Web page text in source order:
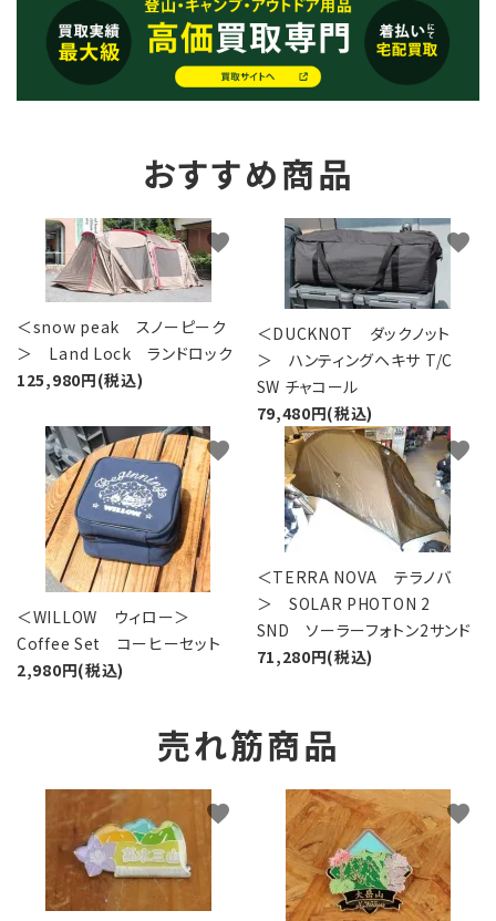
おすすめ商品
＜snow peak スノーピーク
＞ Land Lock ランドロック
125,980円(税込)
favorite
＜DUCKNOT ダックノット
＞ ハンティングヘキサ T/C
SW チャコール
79,480円(税込)
favorite
＜WILLOW ウィロー＞
Coffee Set コーヒーセット
2,980円(税込)
favorite
＜TERRA NOVA テラノバ
＞ SOLAR PHOTON 2
SND ソーラーフォトン2サンド
71,280円(税込)
favorite
売れ筋商品
favorite favorite